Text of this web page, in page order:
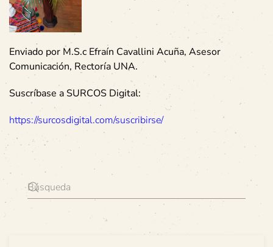
Enviado por M.S.c Efraín Cavallini Acuña, Asesor
Comunicación, Rectoría UNA.
Suscríbase a SURCOS Digital:
https://surcosdigital.com/suscribirse/